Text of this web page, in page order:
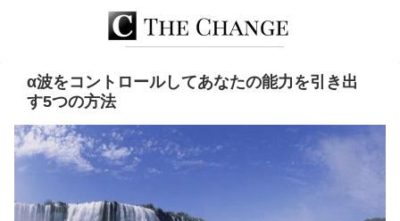
α波をコントロールしてあなたの能力を引き出
す5つの方法